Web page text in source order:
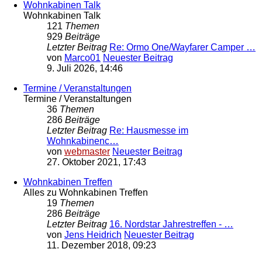
Wohnkabinen Talk
Wohnkabinen Talk
121 Themen
929 Beiträge
Letzter Beitrag Re: Ormo One/Wayfarer Camper …
von Marco01 Neuester Beitrag
9. Juli 2026, 14:46
Termine / Veranstaltungen
Termine / Veranstaltungen
36 Themen
286 Beiträge
Letzter Beitrag Re: Hausmesse im
Wohnkabinenc…
von webmaster Neuester Beitrag
27. Oktober 2021, 17:43
Wohnkabinen Treffen
Alles zu Wohnkabinen Treffen
19 Themen
286 Beiträge
Letzter Beitrag 16. Nordstar Jahrestreffen - …
von Jens Heidrich Neuester Beitrag
11. Dezember 2018, 09:23